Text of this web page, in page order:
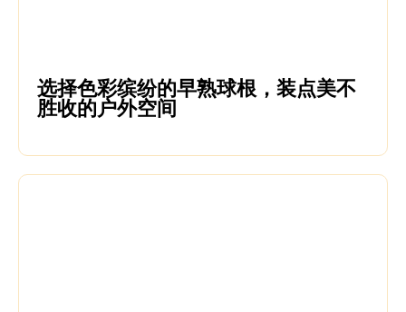
选择色彩缤纷的早熟球根，装点美不
胜收的户外空间